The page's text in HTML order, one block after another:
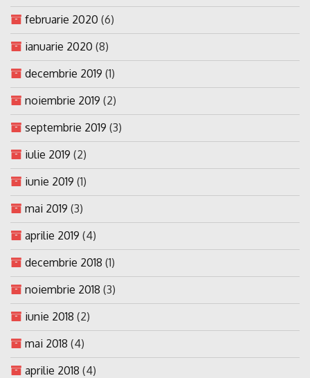
februarie 2020 (6)
ianuarie 2020 (8)
decembrie 2019 (1)
noiembrie 2019 (2)
septembrie 2019 (3)
iulie 2019 (2)
iunie 2019 (1)
mai 2019 (3)
aprilie 2019 (4)
decembrie 2018 (1)
noiembrie 2018 (3)
iunie 2018 (2)
mai 2018 (4)
aprilie 2018 (4)